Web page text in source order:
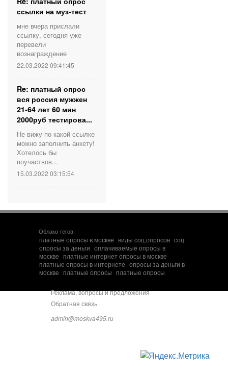
ссылки на муз-тест
мне вчера прислали
ссылку, сегодня уже
перевели
вознаграждение
22.03.2022 09:41:45
Re: платный опрос
вся россия мужжен
21-64 лет 60 мин
2000руб тестирова...
Не вижу по какой ссылке
можно заполнить анкету!
Хотелось бы
поучаствов...
15.03.2022 03:15:54
Облако тегов:
платные опросы в москве виды соц.опросов соц
опросы за деньги оплачиваемые опросы в
москве платные интернет опросы в москве
платные опросы в интернете опросы за деньги в
москве платные опросы платные опросы
Реклама, вопросы и предложения
Обратная связь
admin@moskva495.ru